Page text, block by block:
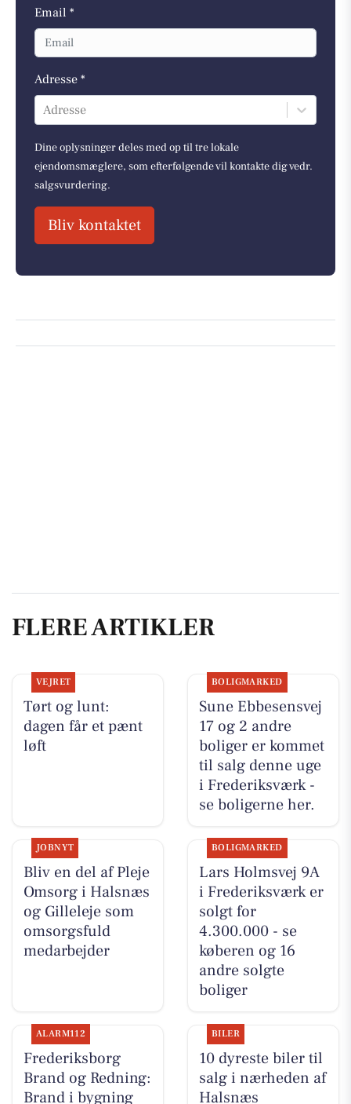
Email *
Adresse *
Adresse
Dine oplysninger deles med op til tre lokale
ejendomsmæglere, som efterfølgende vil kontakte dig vedr.
salgsvurdering.
Bliv kontaktet
FLERE ARTIKLER
VEJRET
Tørt og lunt:
dagen får et pænt
løft
BOLIGMARKED
Sune Ebbesensvej
17 og 2 andre
boliger er kommet
til salg denne uge
i Frederiksværk -
se boligerne her.
JOBNYT
Bliv en del af Pleje
Omsorg i Halsnæs
og Gilleleje som
omsorgsfuld
medarbejder
BOLIGMARKED
Lars Holmsvej 9A
i Frederiksværk er
solgt for
4.300.000 - se
køberen og 16
andre solgte
boliger
ALARM112
Frederiksborg
Brand og Redning:
Brand i bygning
BILER
10 dyreste biler til
salg i nærheden af
Halsnæs